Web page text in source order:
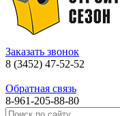
Заказать звонок
8 (3452) 47-52-52
Обратная связь
8-961-205-88-80